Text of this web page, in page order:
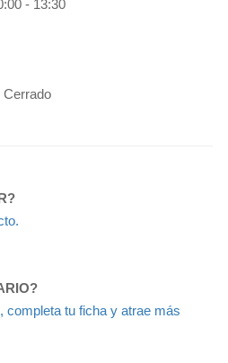
- 13:30
Cerrado
completa tu ficha y atrae más